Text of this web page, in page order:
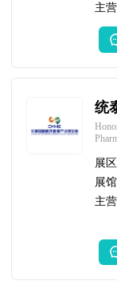
主
统
展区
展馆
主